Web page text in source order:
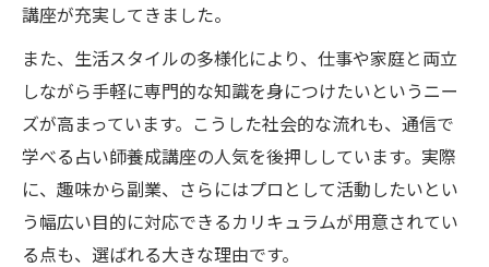
講座が充実してきました。
また、生活スタイルの多様化により、仕事や家庭と両立
しながら手軽に専門的な知識を身につけたいというニー
ズが高まっています。こうした社会的な流れも、通信で
学べる占い師養成講座の人気を後押ししています。実際
に、趣味から副業、さらにはプロとして活動したいとい
う幅広い目的に対応できるカリキュラムが用意されてい
る点も、選ばれる大きな理由です。